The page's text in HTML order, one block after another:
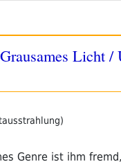
Licht
Genre ist ihm